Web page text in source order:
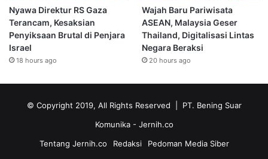
Nyawa Direktur RS Gaza
Terancam, Kesaksian
Penyiksaan Brutal di Penjara
Israel
18 hours ago
Wajah Baru Pariwisata
ASEAN, Malaysia Geser
Thailand, Digitalisasi Lintas
Negara Beraksi
20 hours ago
© Copyright 2019, All Rights Reserved | PT. Bening Suar
Komunika - Jernih.co
Tentang Jernih.co
Redaksi
Pedoman Media Siber